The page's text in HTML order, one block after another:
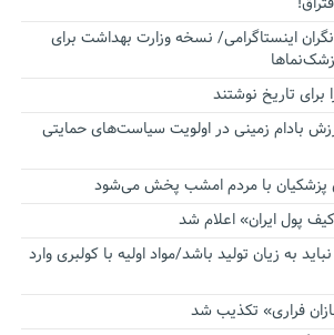
اینستاگرامی/ نسخه وزارت بهداشت برای
برای تاریخ نوشتند
بادام زمینی در اولویت سیاست‌های حمایتی
با مردم امشب پخش می‌شود
پول ایران» اعلام شد
به زیان تولید باشد/مواد اولیه با کولبری وارد
فراری» تکذیب شد